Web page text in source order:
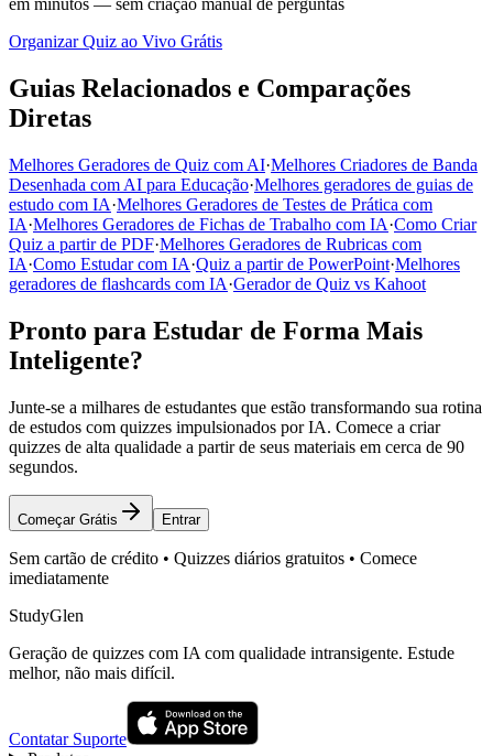
em minutos — sem criação manual de perguntas
Organizar Quiz ao Vivo Grátis
Guias Relacionados e Comparações
Diretas
Melhores Geradores de Quiz com AI·Melhores Criadores de Banda
Desenhada com AI para Educação·Melhores geradores de guias de
estudo com IA·Melhores Geradores de Testes de Prática com
IA·Melhores Geradores de Fichas de Trabalho com IA·Como Criar
Quiz a partir de PDF·Melhores Geradores de Rubricas com
IA·Como Estudar com IA·Quiz a partir de PowerPoint·Melhores
geradores de flashcards com IA·Gerador de Quiz vs Kahoot
Pronto para Estudar de Forma Mais
Inteligente?
Junte-se a milhares de estudantes que estão transformando sua rotina
de estudos com quizzes impulsionados por IA. Comece a criar
quizzes de alta qualidade a partir de seus materiais em cerca de 90
segundos.
Começar Grátis Entrar
Sem cartão de crédito • Quizzes diários gratuitos • Comece
imediatamente
StudyGlen
Geração de quizzes com IA com qualidade intransigente. Estude
melhor, não mais difícil.
Contatar Suporte